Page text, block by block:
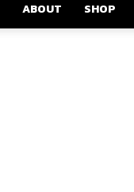
ABOUT SHOP